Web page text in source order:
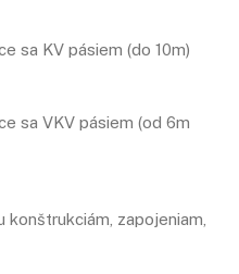
sa KV pásiem (do 10m)
sa VKV pásiem (od 6m
zapojeniam,